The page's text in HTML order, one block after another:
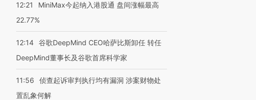
12:21
MiniMax今起纳入港股通 盘间涨幅最高
22.77%
12:14 谷歌DeepMind CEO哈萨比斯卸任 转任
DeepMind董事长及谷歌首席科学家
11:56
侦查起诉审判执行均有漏洞 涉案财物处
置乱象何解